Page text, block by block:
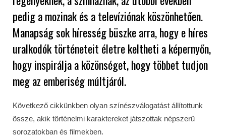
pedig a mozinak és a televíziónak köszönhetően.
Manapság sok híresség büszke arra, hogy e híres
uralkodók történeteit életre keltheti a képernyőn,
hogy inspirálja a közönséget, hogy többet tudjon
meg az emberiség múltjáról.
Következő cikkünkben olyan színészválogatást állítottunk
össze, akik történelmi karaktereket játszottak népszerű
sorozatokban és filmekben.